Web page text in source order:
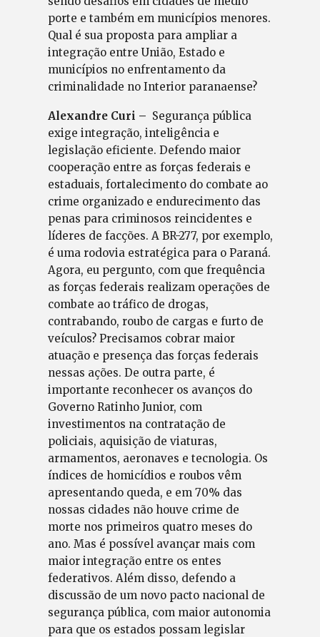
porte e também em municípios menores.
Qual é sua proposta para ampliar a
integração entre União, Estado e
municípios no enfrentamento da
criminalidade no Interior paranaense?
Alexandre Curi – Segurança pública
exige integração, inteligência e
legislação eficiente. Defendo maior
cooperação entre as forças federais e
estaduais, fortalecimento do combate ao
crime organizado e endurecimento das
penas para criminosos reincidentes e
líderes de facções. A BR-277, por exemplo,
é uma rodovia estratégica para o Paraná.
Agora, eu pergunto, com que frequência
as forças federais realizam operações de
combate ao tráfico de drogas,
contrabando, roubo de cargas e furto de
veículos? Precisamos cobrar maior
atuação e presença das forças federais
nessas ações. De outra parte, é
importante reconhecer os avanços do
Governo Ratinho Junior, com
investimentos na contratação de
policiais, aquisição de viaturas,
armamentos, aeronaves e tecnologia. Os
índices de homicídios e roubos vêm
apresentando queda, e em 70% das
nossas cidades não houve crime de
morte nos primeiros quatro meses do
ano. Mas é possível avançar mais com
maior integração entre os entes
federativos. Além disso, defendo a
discussão de um novo pacto nacional de
segurança pública, com maior autonomia
para que os estados possam legislar